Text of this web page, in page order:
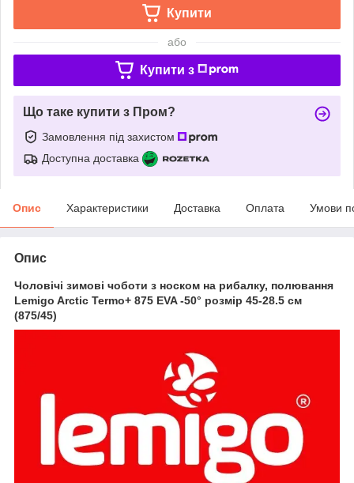
Купити
або
Купити з
Що таке купити з Пром?
Замовлення під захистом
Доступна доставка
Опис Характеристики Доставка Оплата Умови
Опис
Чоловічі зимові чоботи з носком на рибалку, полювання
Lemigo Arctic Termo+ 875 EVA -50° розмір 45-28.5 см
(875/45)